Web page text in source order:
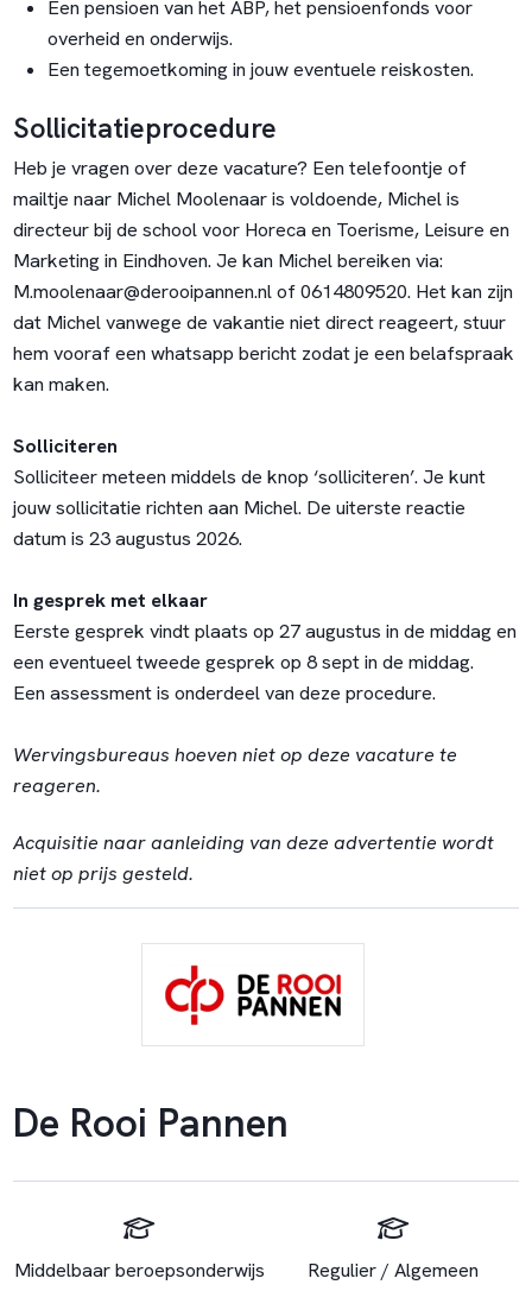
Een pensioen van het ABP, het pensioenfonds voor
overheid en onderwijs.
Een tegemoetkoming in jouw eventuele reiskosten.
Sollicitatieprocedure
Heb je vragen over deze vacature? Een telefoontje of
mailtje naar Michel Moolenaar is voldoende, Michel is
directeur bij de school voor Horeca en Toerisme, Leisure en
Marketing in Eindhoven. Je kan Michel bereiken via:
M.moolenaar@derooipannen.nlof 0614809520. Het kan zijn
dat Michel vanwege de vakantie niet direct reageert, stuur
hem vooraf een whatsapp bericht zodat je een belafspraak
kan maken.
Solliciteren
Solliciteer meteen middels de knop ‘solliciteren’. Je kunt
jouw sollicitatie richten aan Michel. De uiterste reactie
datum is 23 augustus 2026.
In gesprek met elkaar
Eerste gesprek vindt plaats op 27 augustus in de middag en
een eventueel tweede gesprek op 8 sept in de middag.
Een assessment is onderdeel van deze procedure.
Wervingsbureaus hoeven niet op deze vacature te
reageren.
Acquisitie naar aanleiding van deze advertentie wordt
niet op prijs gesteld.
De Rooi Pannen
Middelbaar beroepsonderwijs Regulier / Algemeen